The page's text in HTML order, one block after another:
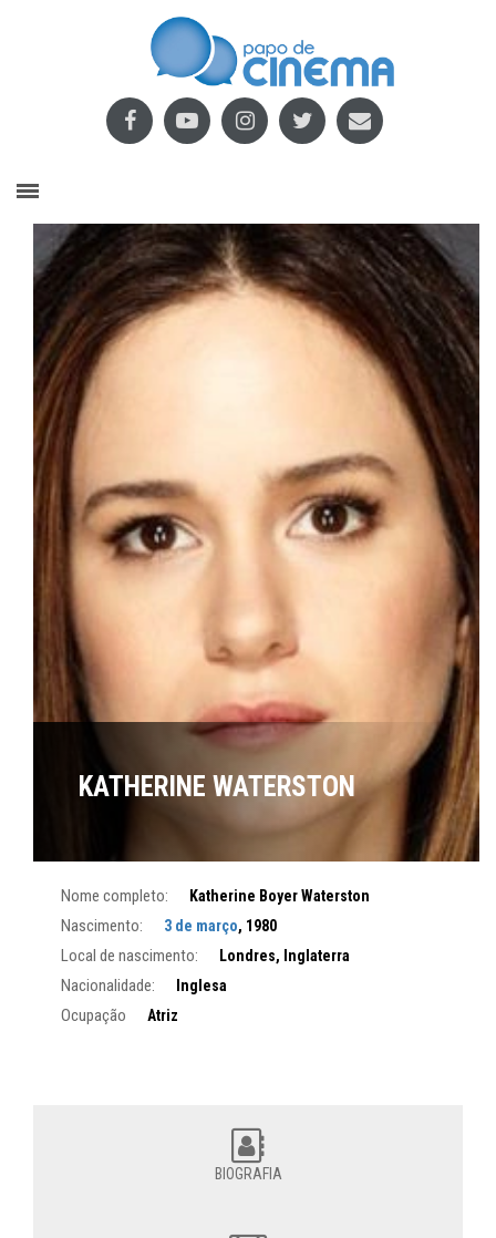
KATHERINE WATERSTON
Nome completo: Katherine Boyer Waterston
Nascimento: 3 de março, 1980
Local de nascimento: Londres, Inglaterra
Nacionalidade: Inglesa
Ocupação Atriz
BIOGRAFIA